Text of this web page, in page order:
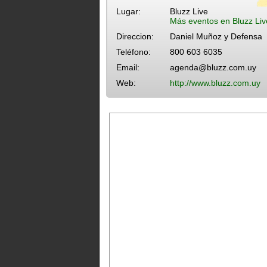
Lugar:
Bluzz Live
Más eventos en Bluzz
Direccion:
Daniel Muñoz y Defensa
Teléfono:
800 603 6035
Email:
agenda@bluzz.com.uy
Web:
http://www.bluzz.com.uy